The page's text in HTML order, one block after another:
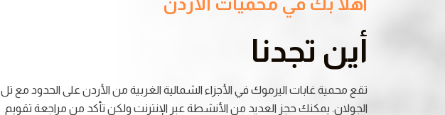
أين تجدنا
تقع محمية غابات اليرموك في الأجزاء الشمالية الغربية من الأردن على الحدود مع تل
الجولان. يمكنك حجز العديد من الأنشطة عبر الإنترنت ولكن تأكد من مراجعة تقويم